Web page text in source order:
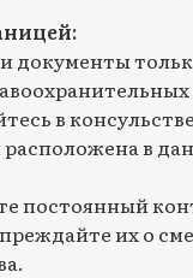
документы
в
в
постоянный
их о